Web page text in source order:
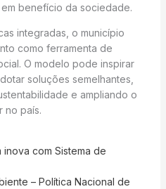
benefício da sociedade.
integradas, o município
como ferramenta de
O modelo pode inspirar
soluções semelhantes,
e ampliando o
no país.
inova com Sistema de
– Política Nacional de